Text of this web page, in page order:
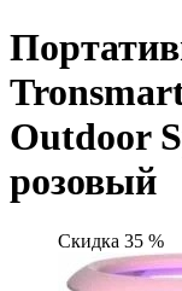
Outdoor
розовый
Скидка 35 %